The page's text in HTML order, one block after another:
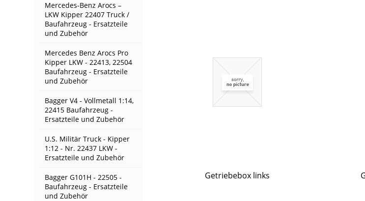
Mercedes-Benz Arocs –
LKW Kipper 22407 Truck /
Baufahrzeug - Ersatzteile
und Zubehör
Mercedes Benz Arocs Pro
Kipper LKW - 22413, 22504
Baufahrzeug - Ersatzteile
und Zubehör
Bagger V4 - Vollmetall 1:14,
22415 Baufahrzeug -
Ersatzteile und Zubehör
U.S. Militär Truck - Kipper
1:12 - Nr. 22437 LKW -
Ersatzteile und Zubehör
Bagger G101H - 22505 -
Baufahrzeug - Ersatzteile
und Zubehör
Getriebebox links